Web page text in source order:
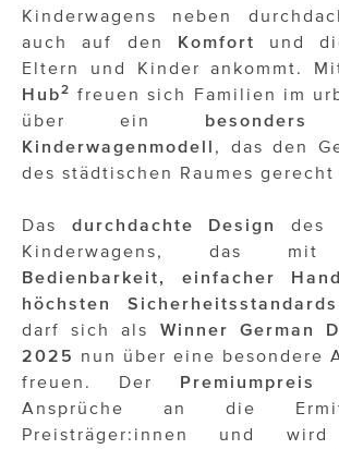
Susanne Wuest
THE GOODSTUFF
TOG Studio
VieSFF – Vienna Spanish Film
ÜBER UNS
PRESS CONTACT
Kinderwagens neben
auch auf den Komfort und
Eltern und Kinder ankommt.
Hub2
freuen sich Familien im
über ein besonders
Kinderwagenmodell , das den
des städtischen Raumes gerecht
Das durchdachte Design des
Kinderwagens, das
Bedienbarkeit, einfacher
höchsten Sicherheitsstandards
darf sich als Winner German
2025 nun über eine besondere
freuen. Der Premiumpreis
Ansprüche an die
Preisträger:innen und